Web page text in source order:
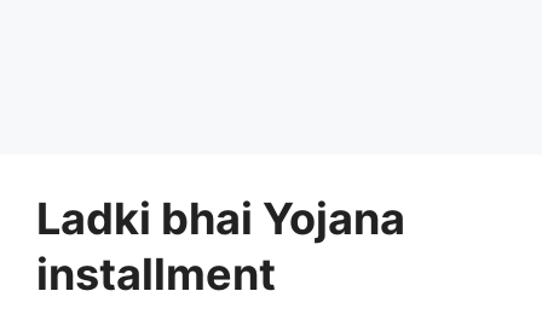
Ladki bhai Yojana
installment